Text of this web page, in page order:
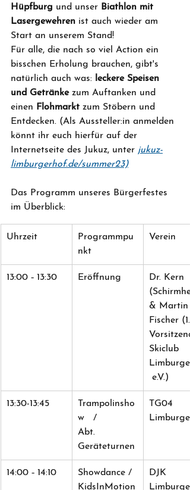
Hüpfburg und unser Biathlon mit
Lasergewehren ist auch wieder am
Start an unserem Stand!
Für alle, die nach so viel Action ein
bisschen Erholung brauchen, gibt's
natürlich auch was:
leckere Speisen
und Getränke zum Auftanken und
einen Flohmarkt zum Stöbern und
Entdecken. (Als Aussteller:in anmelden
könnt ihr euch hierfür auf der
Internetseite des Jukuz, unter jukuz-
limburgerhof.de/summer23)
Das Programm unseres Bürgerfestes
im Überblick:
Uhrzeit
Programmpu
nkt
Verein
13:00 ‐ 13:30 Eröffnung
Dr. Kern
& Martin
Fischer (1.
Skiclub
e.V.)
13:30-13:45
Trampolinsho
w   /
Abt.
Geräteturnen
TG04
14:00 ‐ 14:10
Showdance /
KidsInMotion
DJK